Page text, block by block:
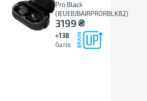
Pro Black
(IEUEBJBAIRPRORBLK82)
3199₴
+138
балів